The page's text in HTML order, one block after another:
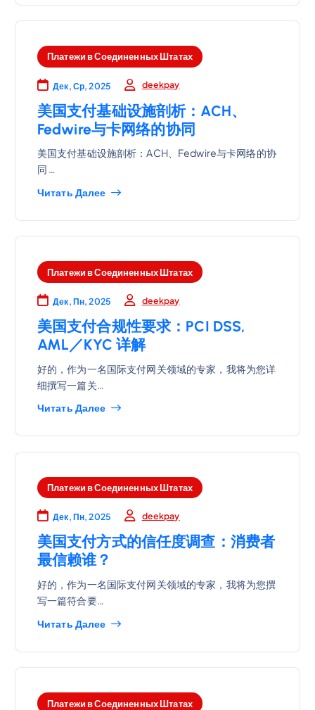
Платежи в Соединенных Штатах
Дек, Ср, 2025 deekpay
美国支付基础设施剖析：ACH、
Fedwire与卡网络的协同
美国支付基础设施剖析：ACH、Fedwire与卡网络的协
同 …
Читать Далее
Платежи в Соединенных Штатах
Дек, Пн, 2025 deekpay
美国支付合规性要求：PCI DSS,
AML／KYC 详解
好的，作为一名国际支付网关领域的专家，我将为您详
细撰写一篇关…
Читать Далее
Платежи в Соединенных Штатах
Дек, Пн, 2025 deekpay
美国支付方式的信任度调查：消费者
最信赖谁？
好的，作为一名国际支付网关领域的专家，我将为您撰
写一篇符合要…
Читать Далее
Платежи в Соединенных Штатах